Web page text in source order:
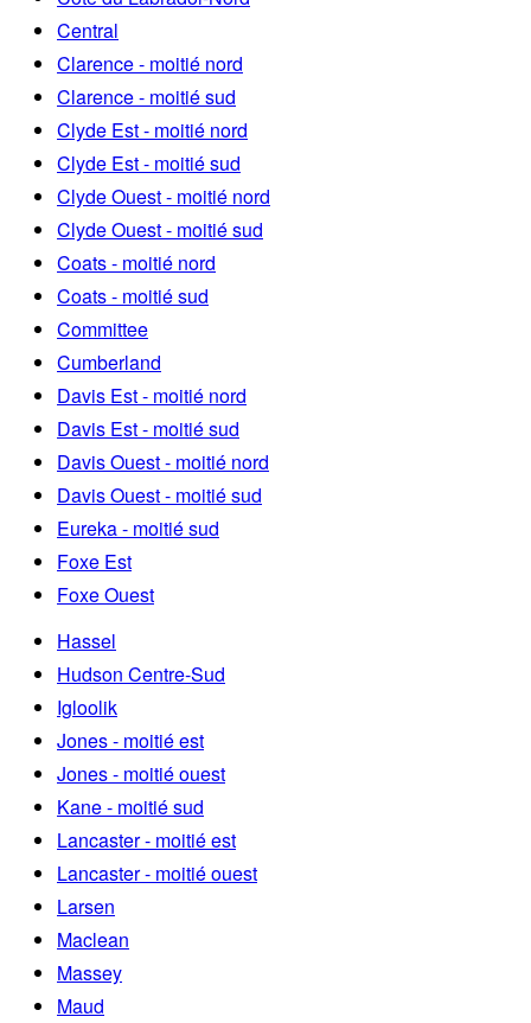
Central
Clarence - moitié nord
Clarence - moitié sud
Clyde Est - moitié nord
Clyde Est - moitié sud
Clyde Ouest - moitié nord
Clyde Ouest - moitié sud
Coats - moitié nord
Coats - moitié sud
Committee
Cumberland
Davis Est - moitié nord
Davis Est - moitié sud
Davis Ouest - moitié nord
Davis Ouest - moitié sud
Eureka - moitié sud
Foxe Est
Foxe Ouest
Hassel
Hudson Centre-Sud
Igloolik
Jones - moitié est
Jones - moitié ouest
Kane - moitié sud
Lancaster - moitié est
Lancaster - moitié ouest
Larsen
Maclean
Massey
Maud